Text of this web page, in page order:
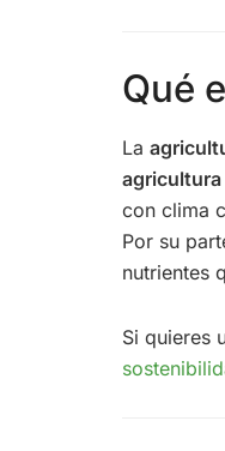
Qué
La
con clima
Por su
nutrientes
Si quieres